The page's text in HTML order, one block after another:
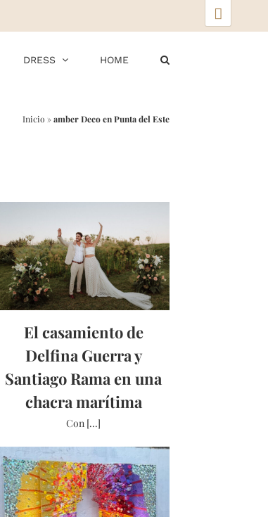
DRESS HOME
Inicio »amber Deco en Punta del Este
El casamiento de
Delfina Guerra y
Santiago Rama en una
chacra marítima
Con [...]